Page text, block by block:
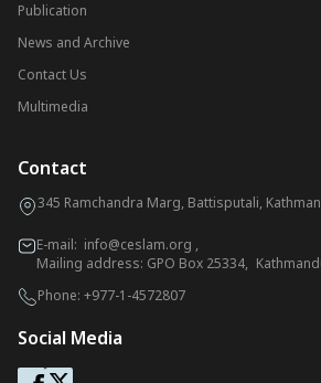
Publication
News and Archive
Contact Us
Multimedia
Contact
345 Ramchandra Marg, Battisputali,
E-mail: info@ceslam.org ,
Mailing address: GPO Box 25334,
Phone: +977-1-4572807
Social Media